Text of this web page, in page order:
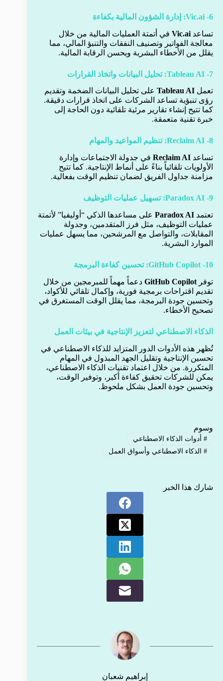
6- Vic.ai: إدارة الشؤون المالية بكفاءة
تساعد Vic.ai في أتمتة العمليات المالية من خلال
معالجة الفواتير وتصنيف النفقات والتنبؤ المالي، مما
يقلل من الأخطاء البشرية ويحسن الرقابة المالية.
7- Tableau AI: تحليل البيانات واتخاذ القرارات
تعمل Tableau AI على تحليل البيانات الضخمة وتقديم
رؤى تنبؤية تساعد الشركات على اتخاذ قرارات دقيقة.
كما تتيح إنشاء تقارير مرئية تلقائية دون الحاجة إلى
خبرة تقنية متعمقة.
8- Reclaim AI: تنظيم المواعيد والمهام
تساعد Reclaim AI في جدولة الاجتماعات وإدارة
الأولويات تلقائياً بناءً على أنماط الإنتاجية. كما تتيح
مزامنة جداول الفريق لضمان تنظيم الوقت بفعالية.
9- Paradox AI: تسهيل عمليات التوظيف
تعتمد Paradox AI على مساعدها الذكي “أوليفيا” لأتمتة
عمليات التوظيف، مثل فرز المتقدمين، وجدولة
المقابلات، والتواصل مع المرشحين، مما يسهل عمليات
الموارد البشرية.
10- GitHub Copilot: تحسين كفاءة البرمجة
توفر GitHub Copilot دعماً مهماً للمبرمجين من خلال
تقديم اقتراحات برمجية فورية، وإكمال تلقائي للأكواد،
وتحسين جودة البرمجة، مما يقلل الوقت المستغرق في
تصحيح الأخطاء.
الذكاء الاصطناعي لتعزيز الإنتاجية في بيئات العمل
تُظهر هذه الأدوات الدور المتزايد للذكاء الاصطناعي في
تحسين الإنتاجية وتقليل الجهد المبذول في المهام
المتكررة. من خلال اعتماد تقنيات الذكاء الاصطناعي،
يمكن للشركات تحقيق كفاءة أكبر، وتوفير الوقت،
وتحسين جودة العمل بشكل ملحوظ.
وسوم
#أدوات الذكاء الاصطناعي
#الذكاء الاصطناعي وأسواق العمل
شارك هذا الخبر
إبراهيم شعبان